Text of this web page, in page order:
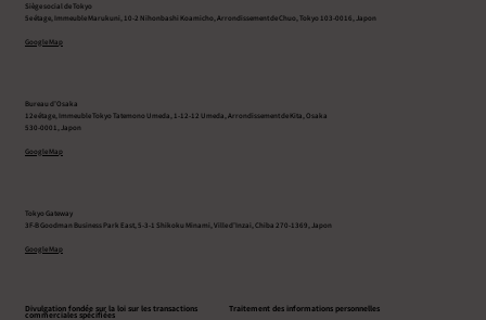
Siège social de Tokyo
5e étage, Immeuble Marukuni, 10-2 Nihonbashi Koamicho, Arrondissement de Chuo, Tokyo 103-0016, Japon
Google Map
Bureau d’Osaka
12e étage, Immeuble Tokyo Tatemono Umeda, 1-12-12 Umeda, Arrondissement de Kita, Osaka
530-0001, Japon
Google Map
Tokyo Gateway
3F-B Goodman Business Park East, 5-3-1 Shikoku Minami, Ville d’Inzai, Chiba 270-1369, Japon
Google Map
Divulgation fondée sur la loi sur les transactions
commerciales spécifiées
Traitement des informations personnelles